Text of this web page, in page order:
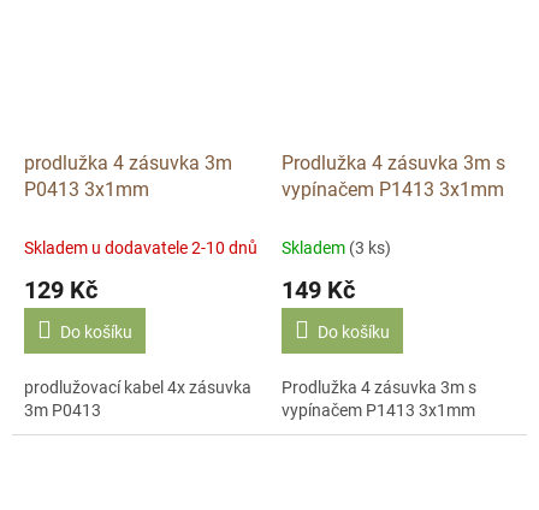
prodlužka 4 zásuvka 3m
P0413 3x1mm
Skladem u dodavatele 2-10 dnů
129 Kč
Do košíku
prodlužovací kabel 4x zásuvka
3m P0413
Prodlužka 4 zásuvka 3m s
vypínačem P1413 3x1mm
Skladem (3 ks)
149 Kč
Do košíku
Prodlužka 4 zásuvka 3m s
vypínačem P1413 3x1mm